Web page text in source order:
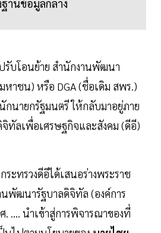
านข้อมูลกลาง
บโอนย้าย สำนักงานพัฒนา
หาชน) หรือ DGA (ชื่อเดิม สพร.)
นายกรัฐมนตรี ให้กลับมาอยู่ภาย
จิทัลเพื่อเศรษฐกิจและสังคม (ดีอี)
ระทรวงดีอีได้เสนอร่างพระราช
พัฒนารัฐบาลดิจิทัล (องค์การ
.... นำเข้าสู่การพิจารณาของที่